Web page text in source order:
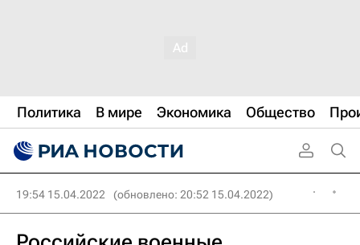
Политика В мире Экономика Общество
19:54 15.04.2022 (обновлено: 20:52 15.04.2022)